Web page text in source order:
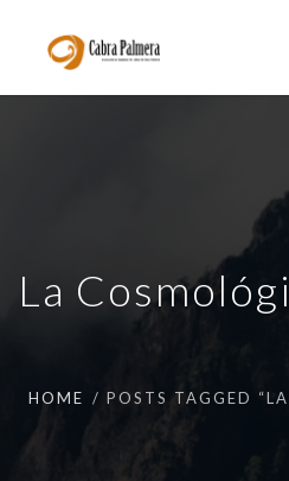
La
HOME POSTS TAGGED